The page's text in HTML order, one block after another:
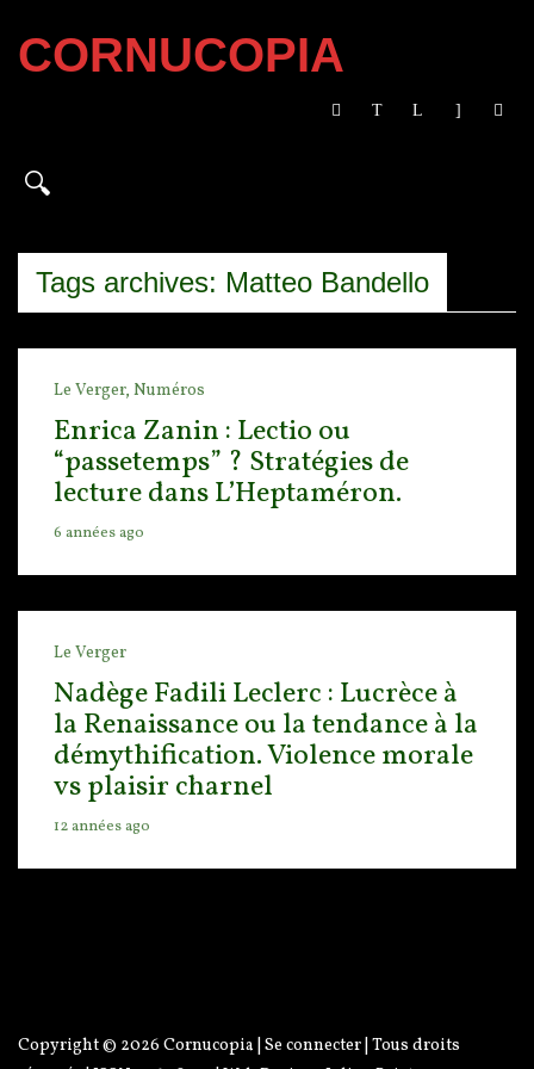
CORNUCOPIA
Tags archives: Matteo Bandello
Le Verger, Numéros
Enrica Zanin : Lectio ou
“passetemps” ? Stratégies de
lecture dans L’Heptaméron.
6 années ago
Le Verger
Nadège Fadili Leclerc : Lucrèce à
la Renaissance ou la tendance à la
démythification. Violence morale
vs plaisir charnel
12 années ago
Copyright © 2026 Cornucopia Se connecter | Tous droits